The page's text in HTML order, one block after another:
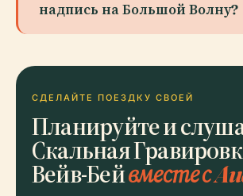
надпись на Большой Волну?
СДЕЛАЙТЕ ПОЕЗДКУ СВОЕЙ
Планируйте и
Скальная
Вейв-Бейвместе с